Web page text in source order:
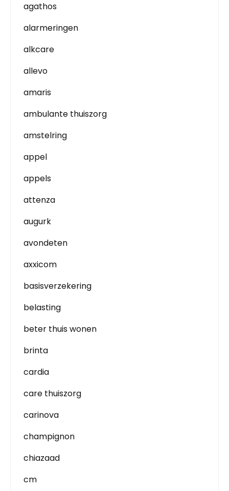
agathos
alarmeringen
alkcare
allevo
amaris
ambulante thuiszorg
amstelring
appel
appels
attenza
augurk
avondeten
axxicom
basisverzekering
belasting
beter thuis wonen
brinta
cardia
care thuiszorg
carinova
champignon
chiazaad
cm